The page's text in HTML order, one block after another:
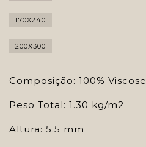
170X240
200X300
Composição: 100% Viscose
Peso Total: 1.30 kg/m2
Altura: 5.5 mm